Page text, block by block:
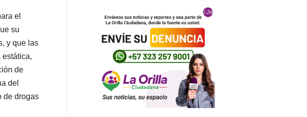
el
su
y que las
de
del
de drogas